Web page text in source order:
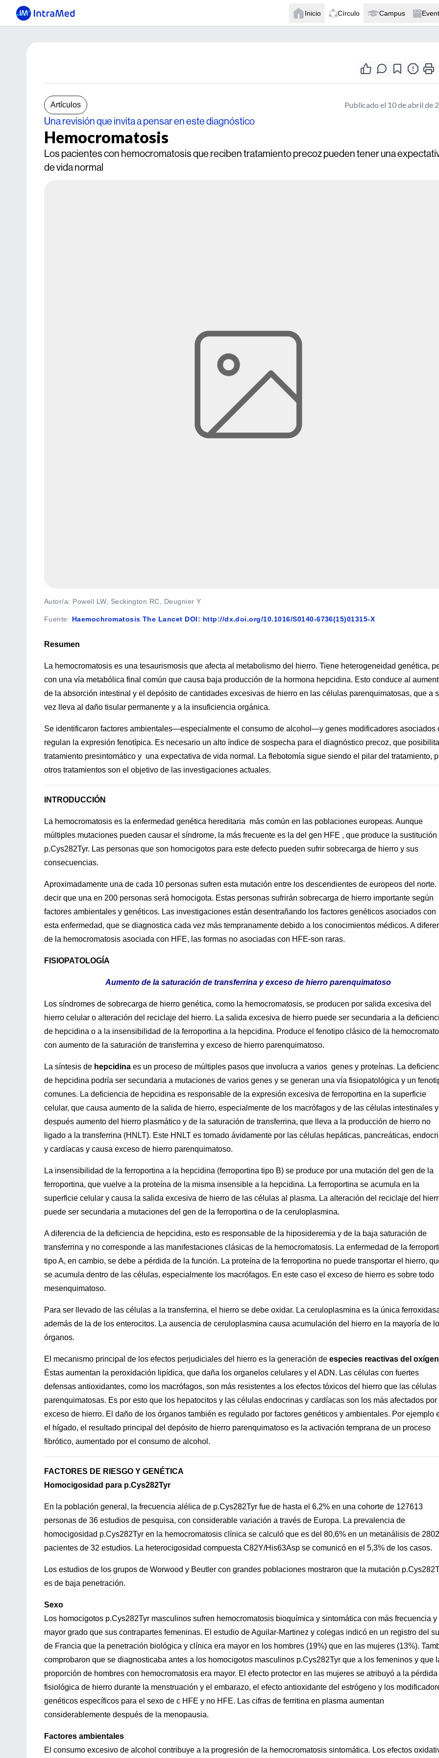
Inicio Círculo Campus
Artículos Publicado el 10 de abril de
Una revisión que invita a pensar en este diagnóstico
Hemocromatosis
Los pacientes con hemocromatosis que reciben tratamiento precoz pueden tener una
de vida normal
Autor/a: Powell LW, Seckington RC, Deugnier Y
Fuente: Haemochromatosis The Lancet DOI: http://dx.doi.org/10.1016/S0140-6736(15)01315-X
Resumen
La hemocromatosis es una tesaurismosis que afecta al metabolismo del hierro. Tiene heterogeneidad genética,
con una vía metabólica final común que causa baja producción de la hormona hepcidina. Esto conduce al
de la absorción intestinal y el depósito de cantidades excesivas de hierro en las células parenquimatosas, que a
vez lleva al daño tisular permanente y a la insuficiencia orgánica.
Se identificaron factores ambientales—especialmente el consumo de alcohol—y genes modificadores asociados
regulan la expresión fenotípica. Es necesario un alto índice de sospecha para el diagnóstico precoz, que posibilita
tratamiento presintomático y una expectativa de vida normal. La flebotomía sigue siendo el pilar del tratamiento,
otros tratamientos son el objetivo de las investigaciones actuales.
INTRODUCCIÓN
La hemocromatosis es la enfermedad genética hereditaria más común en las poblaciones europeas. Aunque
múltiples mutaciones pueden causar el síndrome, la más frecuente es la del gen HFE , que produce la sustitución
p.Cys282Tyr. Las personas que son homocigotos para este defecto pueden sufrir sobrecarga de hierro y sus
consecuencias.
Aproximadamente una de cada 10 personas sufren esta mutación entre los descendientes de europeos del norte.
decir que una en 200 personas será homocigota. Estas personas sufrirán sobrecarga de hierro importante según
factores ambientales y genéticos. Las investigaciones están desentrañando los factores genéticos asociados con
esta enfermedad, que se diagnostica cada vez más tempranamente debido a los conocimientos médicos. A
de la hemocromatosis asociada con HFE, las formas no asociadas con HFE-son raras.
FISIOPATOLOGÍA
Aumento de la saturación de transferrina y exceso de hierro parenquimatoso
Los síndromes de sobrecarga de hierro genética, como la hemocromatosis, se producen por salida excesiva del
hierro celular o alteración del reciclaje del hierro. La salida excesiva de hierro puede ser secundaria a la
de hepcidina o a la insensibilidad de la ferroportina a la hepcidina. Produce el fenotipo clásico de la
con aumento de la saturación de transferrina y exceso de hierro parenquimatoso.
La síntesis de hepcidina es un proceso de múltiples pasos que involucra a varios genes y proteínas. La
de hepcidina podría ser secundaria a mutaciones de varios genes y se generan una vía fisiopatológica y un
comunes. La deficiencia de hepcidina es responsable de la expresión excesiva de ferroportina en la superficie
celular, que causa aumento de la salida de hierro, especialmente de los macrófagos y de las células intestinales y
después aumento del hierro plasmático y de la saturación de transferrina, que lleva a la producción de hierro no
ligado a la transferrina (HNLT). Este HNLT es tomado ávidamente por las células hepáticas, pancreáticas,
y cardíacas y causa exceso de hierro parenquimatoso.
La insensibilidad de la ferroportina a la hepcidina (ferroportina tipo B) se produce por una mutación del gen de la
ferroportina, que vuelve a la proteína de la misma insensible a la hepcidina. La ferroportina se acumula en la
superficie celular y causa la salida excesiva de hierro de las células al plasma. La alteración del reciclaje del
puede ser secundaria a mutaciones del gen de la ferroportina o de la ceruloplasmina.
A diferencia de la deficiencia de hepcidina, esto es responsable de la hiposideremia y de la baja saturación de
transferrina y no corresponde a las manifestaciones clásicas de la hemocromatosis. La enfermedad de la
tipo A, en cambio, se debe a pérdida de la función. La proteína de la ferroportina no puede transportar el hierro,
se acumula dentro de las células, especialmente los macrófagos. En este caso el exceso de hierro es sobre todo
mesenquimatoso.
Para ser llevado de las células a la transferrina, el hierro se debe oxidar. La ceruloplasmina es la única
además de la de los enterocitos. La ausencia de ceruloplasmina causa acumulación del hierro en la mayoría de
órganos.
El mecanismo principal de los efectos perjudiciales del hierro es la generación de especies reactivas del
Éstas aumentan la peroxidación lipídica, que daña los organelos celulares y el ADN. Las células con fuertes
defensas antioxidantes, como los macrófagos, son más resistentes a los efectos tóxicos del hierro que las células
parenquimatosas. Es por esto que los hepatocitos y las células endocrinas y cardíacas son los más afectados por
exceso de hierro. El daño de los órganos también es regulado por factores genéticos y ambientales. Por ejemplo
el hígado, el resultado principal del depósito de hierro parenquimatoso es la activación temprana de un proceso
fibrótico, aumentado por el consumo de alcohol.
FACTORES DE RIESGO Y GENÉTICA
Homocigosidad para p.Cys282Tyr
En la población general, la frecuencia alélica de p.Cys282Tyr fue de hasta el 6,2% en una cohorte de 127613
personas de 36 estudios de pesquisa, con considerable variación a través de Europa. La prevalencia de
homocigosidad p.Cys282Tyr en la hemocromatosis clínica se calculó que es del 80,6% en un metanálisis de 2802
pacientes de 32 estudios. La heterocigosidad compuesta C82Y/His63Asp se comunicó en el 5,3% de los casos.
Los estudios de los grupos de Worwood y Beutler con grandes poblaciones mostraron que la mutación
es de baja penetración.
Sexo
Los homocigotos p.Cys282Tyr masculinos sufren hemocromatosis bioquímica y sintomática con más frecuencia y
mayor grado que sus contrapartes femeninas. El estudio de Aguilar-Martinez y colegas indicó en un registro del
de Francia que la penetración biológica y clínica era mayor en los hombres (19%) que en las mujeres (13%).
comprobaron que se diagnosticaba antes a los homocigotos masculinos p.Cys282Tyr que a los femeninos y que
proporción de hombres con hemocromatosis era mayor. El efecto protector en las mujeres se atribuyó a la pérdida
fisiológica de hierro durante la menstruación y el embarazo, el efecto antioxidante del estrógeno y los
genéticos específicos para el sexo de c HFE y no HFE. Las cifras de ferritina en plasma aumentan
considerablemente después de la menopausia.
Factores ambientales
El consumo excesivo de alcohol contribuye a la progresión de la hemocromatosis sintomática. Los efectos